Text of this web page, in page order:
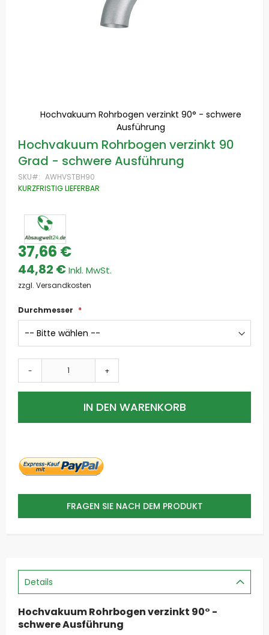
Hochvakuum Rohrbogen verzinkt 90° - schwere
Ausführung
Zum
Anfang
der
springen
Hochvakuum Rohrbogen verzinkt 90
Grad - schwere Ausführung
SKU
AWHVSTBH90
KURZFRISTIG LIEFERBAR
44,82 €
37,66 €
zzgl. Versandkosten
Durchmesser
- +
IN DEN WARENKORB
FRAGEN SIE NACH DEM PRODUKT
Details
Hochvakuum Rohrbogen verzinkt 90° -
schwere Ausführung